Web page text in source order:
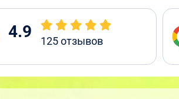
4.9 125отзывов